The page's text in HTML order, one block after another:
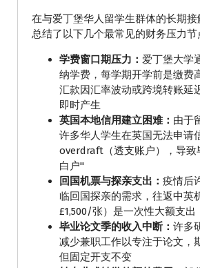
在与爱丁堡华人留学生群体的长期
总结了以下几个最常见的财务压力节
学费窗口期压力： 爱丁堡大学
纳学费，每学期开学前是缴费
汇款因汇率波动或跨境转账延
即时产生
英国本地信用建立困难： 由于
许多华人学生在英国无法申请
overdraft（透支账户），导致
白户"
回国机票与探亲支出： 疫情后
临回国探亲的需求，往返中英
£1,500/张）是一次性大额支出
毕业论文季的收入中断： 许多
减少兼职工作以专注于论文，
但固定开支不变